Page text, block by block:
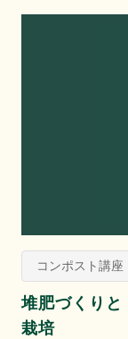
コンポスト講座
堆肥づくり
栽培